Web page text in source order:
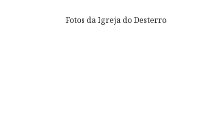
Fotos da Igreja do Desterro